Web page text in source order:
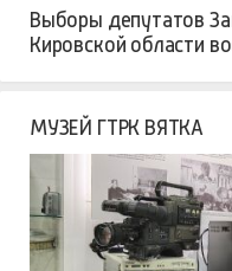
Выборы депутатов
Кировской области
МУЗЕЙ ГТРК ВЯТКА